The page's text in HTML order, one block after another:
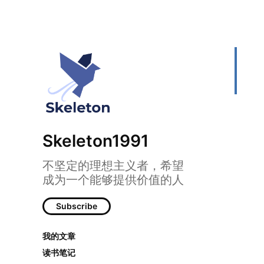
Skeleton1991
不坚定的理想主义者，希望
成为一个能够提供价值的人
Subscribe
我的文章
读书笔记